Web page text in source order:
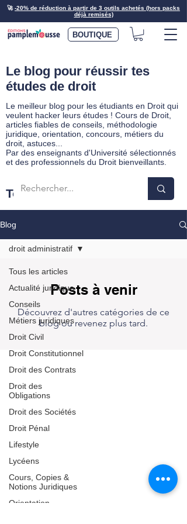
🚀-20% de réduction à partir de 3 outils achetés (hors packs
déjà remisés)
BOUTIQUE
Le blog pour réussir tes
études de droit
Le meilleur blog pour les étudiants en Droit qui
veulent hacker leurs études ! Cours de Droit,
articles fiables de conseils, méthodologie
juridique, orientation, concours, métiers du
droit, astuces...
Par des enseignants d'Université sélectionnés
et des professionnels du Droit bienveillants.
Tous les articles du blog
Blog
Tous les articles
Actualité juridique
Conseils
Métiers juridiques
Droit Civil
Droit Constitutionnel
Droit des Contrats
Droit des
Obligations
Droit des Sociétés
Droit Pénal
Lifestyle
Lycéens
Cours, Copies &
Notions Juridiques
Orientation
droit administratif
Posts à venir
Découvrez d'autres catégories de ce
blog ou revenez plus tard.